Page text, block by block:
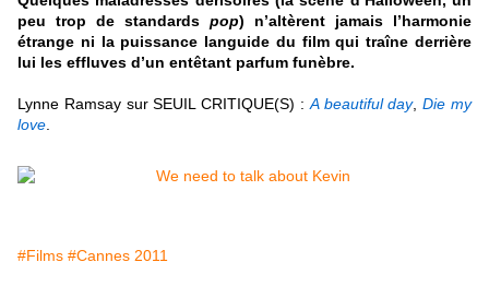
peu trop de standards pop) n’altèrent jamais l’harmonie
étrange ni la puissance languide du film qui traîne derrière
lui les effluves d’un entêtant parfum funèbre.
Lynne Ramsaysur SEUIL CRITIQUE(S) : A beautiful day,Die my
love
#Films #Cannes 2011